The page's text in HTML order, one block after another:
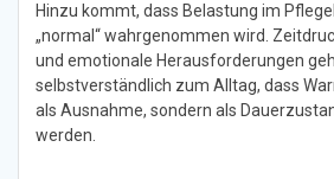
Hinzu kommt, dass Belastung im
„normal“ wahrgenommen wird.
und emotionale Herausforderungen
selbstverständlich zum Alltag, dass
als Ausnahme, sondern als
werden.